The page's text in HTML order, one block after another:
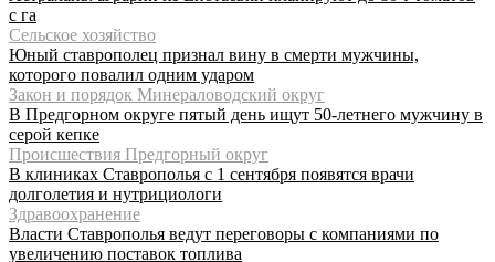
с га
Сельское хозяйство
Юный ставрополец признал вину в смерти мужчины,
которого повалил одним ударом
Закон и порядок Минераловодский округ
В Предгорном округе пятый день ищут 50-летнего мужчину в
серой кепке
Происшествия Предгорный округ
В клиниках Ставрополья с 1 сентября появятся врачи
долголетия и нутрициологи
Здравоохранение
Власти Ставрополья ведут переговоры с компаниями по
увеличению поставок топлива